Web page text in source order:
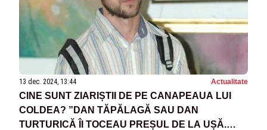
13 dec. 2024, 13:44 Actualitate
CINE SUNT ZIARIȘTII DE PE CANAPEAUA LUI
COLDEA? ”DAN TĂPĂLAGĂ SAU DAN
TURTURICĂ ÎI TOCEAU PREȘUL DE LA UȘĂ.